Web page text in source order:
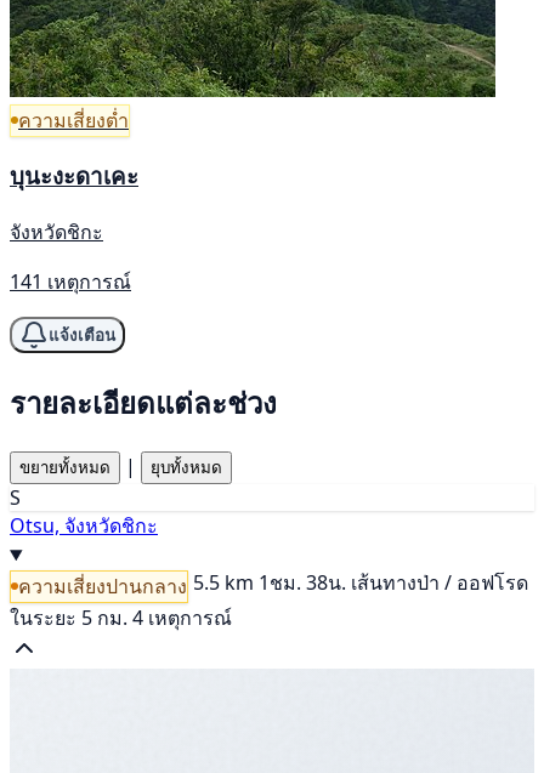
ความเสี่ยงต่ำ
บุนะงะดาเคะ
จังหวัดชิกะ
141 เหตุการณ์
แจ้งเตือน
รายละเอียดแต่ละช่วง
ขยายทั้งหมด | ยุบทั้งหมด
S
Otsu, จังหวัดชิกะ
ความเสี่ยงปานกลาง 5.5 km 1ชม. 38น. เส้นทางป่า / ออฟโรด
ในระยะ 5 กม. 4 เหตุการณ์